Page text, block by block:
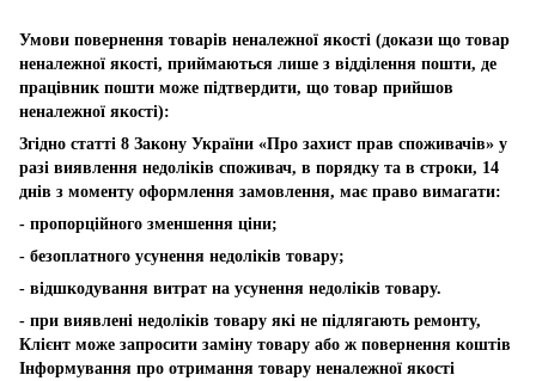
Умови повернення товарів неналежної якості (докази що товар
неналежної якості, приймаються лише з відділення пошти, де
працівник пошти може підтвердити, що товар прийшов
неналежної якості):
Згідно статті 8 Закону України «Про захист прав споживачів» у
разі виявлення недоліків споживач, в порядку та в строки, 14
днів з моменту оформлення замовлення, має право вимагати:
- пропорційного зменшення ціни;
- безоплатного усунення недоліків товару;
- відшкодування витрат на усунення недоліків товару.
- при виявлені недоліків товару які не підлягають ремонту,
Клієнт може запросити заміну товару або ж повернення коштів
Інформування про отримання товару неналежної якості